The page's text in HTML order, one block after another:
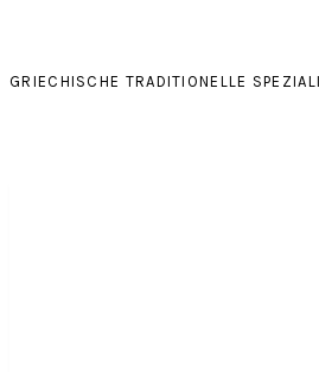
GRIECHISCHE TRADITIONELLE